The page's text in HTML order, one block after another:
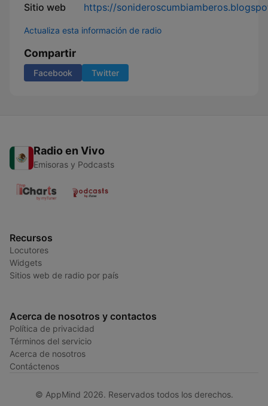
Sitio web https://
Actualiza esta información de radio
Compartir
Facebook Twitter
Radio en Vivo
Emisoras y Podcasts
Recursos
Locutores
Widgets
Sitios web de radio por país
Acerca de nosotros y contactos
Política de privacidad
Términos del servicio
Acerca de nosotros
Contáctenos
© AppMind 2026. Reservados todos los derechos.